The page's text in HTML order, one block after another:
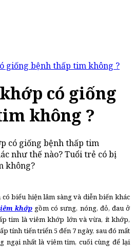
giống bệnh thấp tim không ?
có giống
không ?
có giống bệnh thấp tim
như thế nào? Tuổi trẻ có bị
không?
biểu hiện lâm sàng và diễn biến khác
khớp gồm có sưng, nóng, đỏ, đau ở
tim là viêm khớp lớn và vừa, ít khớp,
tính tiến triển 5 đến 7 ngày, sau đó mất
ngại nhất là viêm tim, cuối cùng để lại